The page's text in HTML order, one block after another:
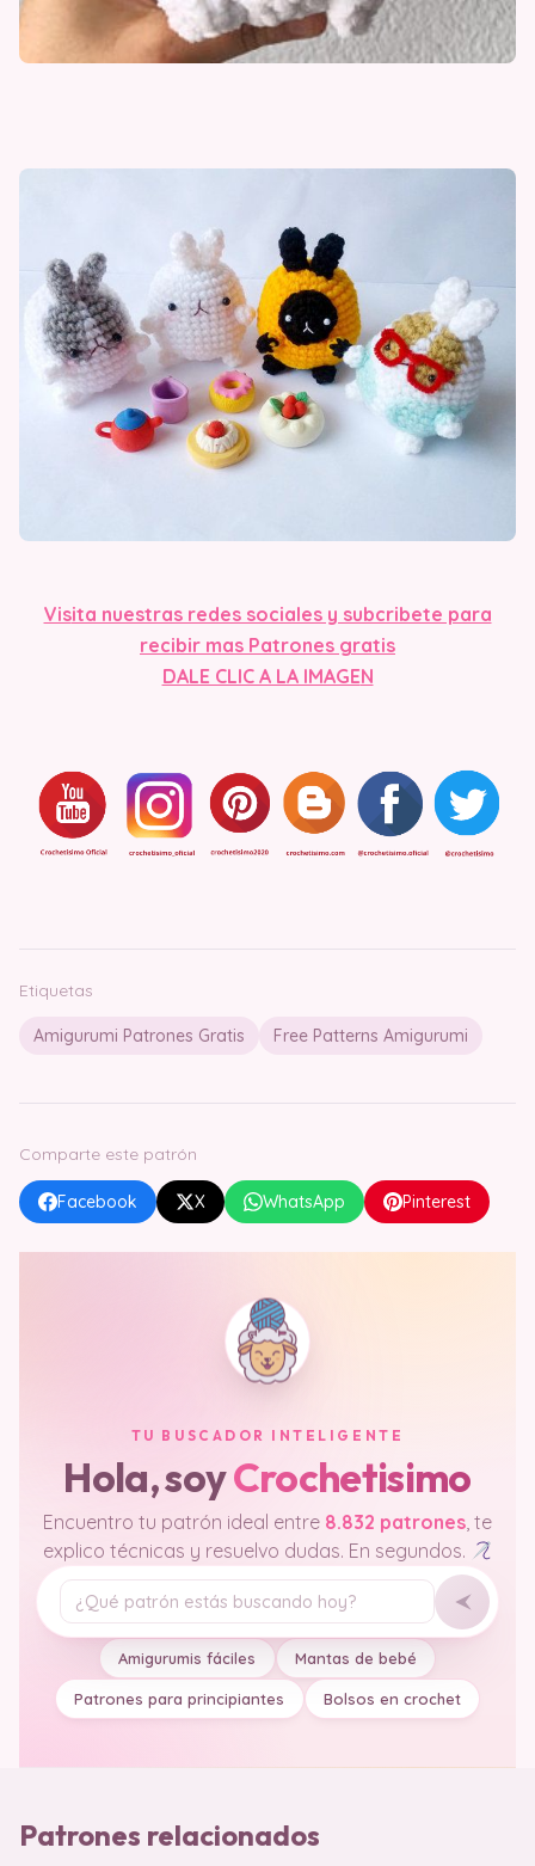
Visita nuestras redes sociales y subcribete para
recibir mas Patrones gratis
DALE CLIC A LA IMAGEN
Etiquetas
Amigurumi Patrones Gratis Free Patterns Amigurumi
Comparte este patrón
Facebook X WhatsApp Pinterest
TU BUSCADOR INTELIGENTE
Hola, soyCrochetisimo
Encuentro tu patrón ideal entre 8.832 patrones, te
explico técnicas y resuelvo dudas. En segundos.
Tu pregunta
Amigurumis fáciles Mantas de bebé
Patrones para principiantes Bolsos en crochet
Patrones relacionados